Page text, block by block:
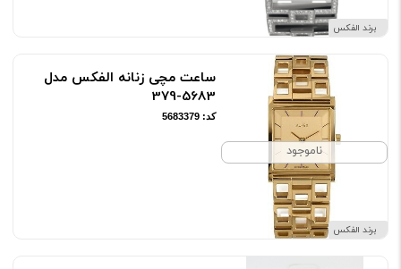
برند الفکس
ناموجود
برند الفکس
ساعت مچی زنانه الفکس مدل
5683-379
کد: 5683379